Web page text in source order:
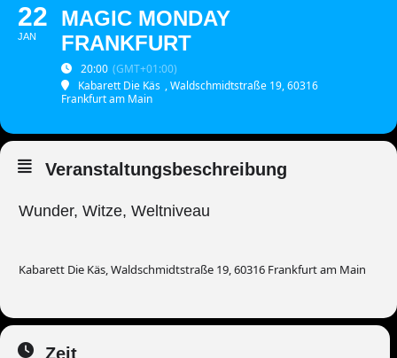
22
JAN
MAGIC MONDAY
FRANKFURT
20:00 (GMT+01:00)
Kabarett Die Käs , Waldschmidtstraße 19, 60316
Frankfurt am Main
Veranstaltungsbeschreibung
Wunder, Witze, Weltniveau
Kabarett Die Käs, Waldschmidtstraße 19, 60316 Frankfurt am Main
Zeit